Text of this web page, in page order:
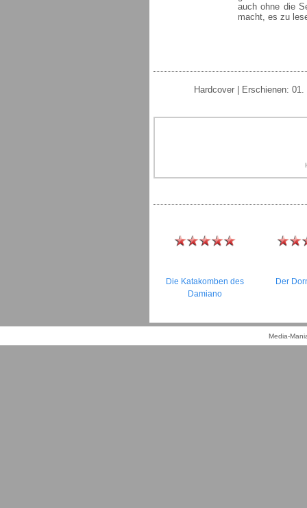
auch ohne die
macht, es zu
Hardcover | Erschienen:
Die Katakomben des
Damiano
Der
Media-